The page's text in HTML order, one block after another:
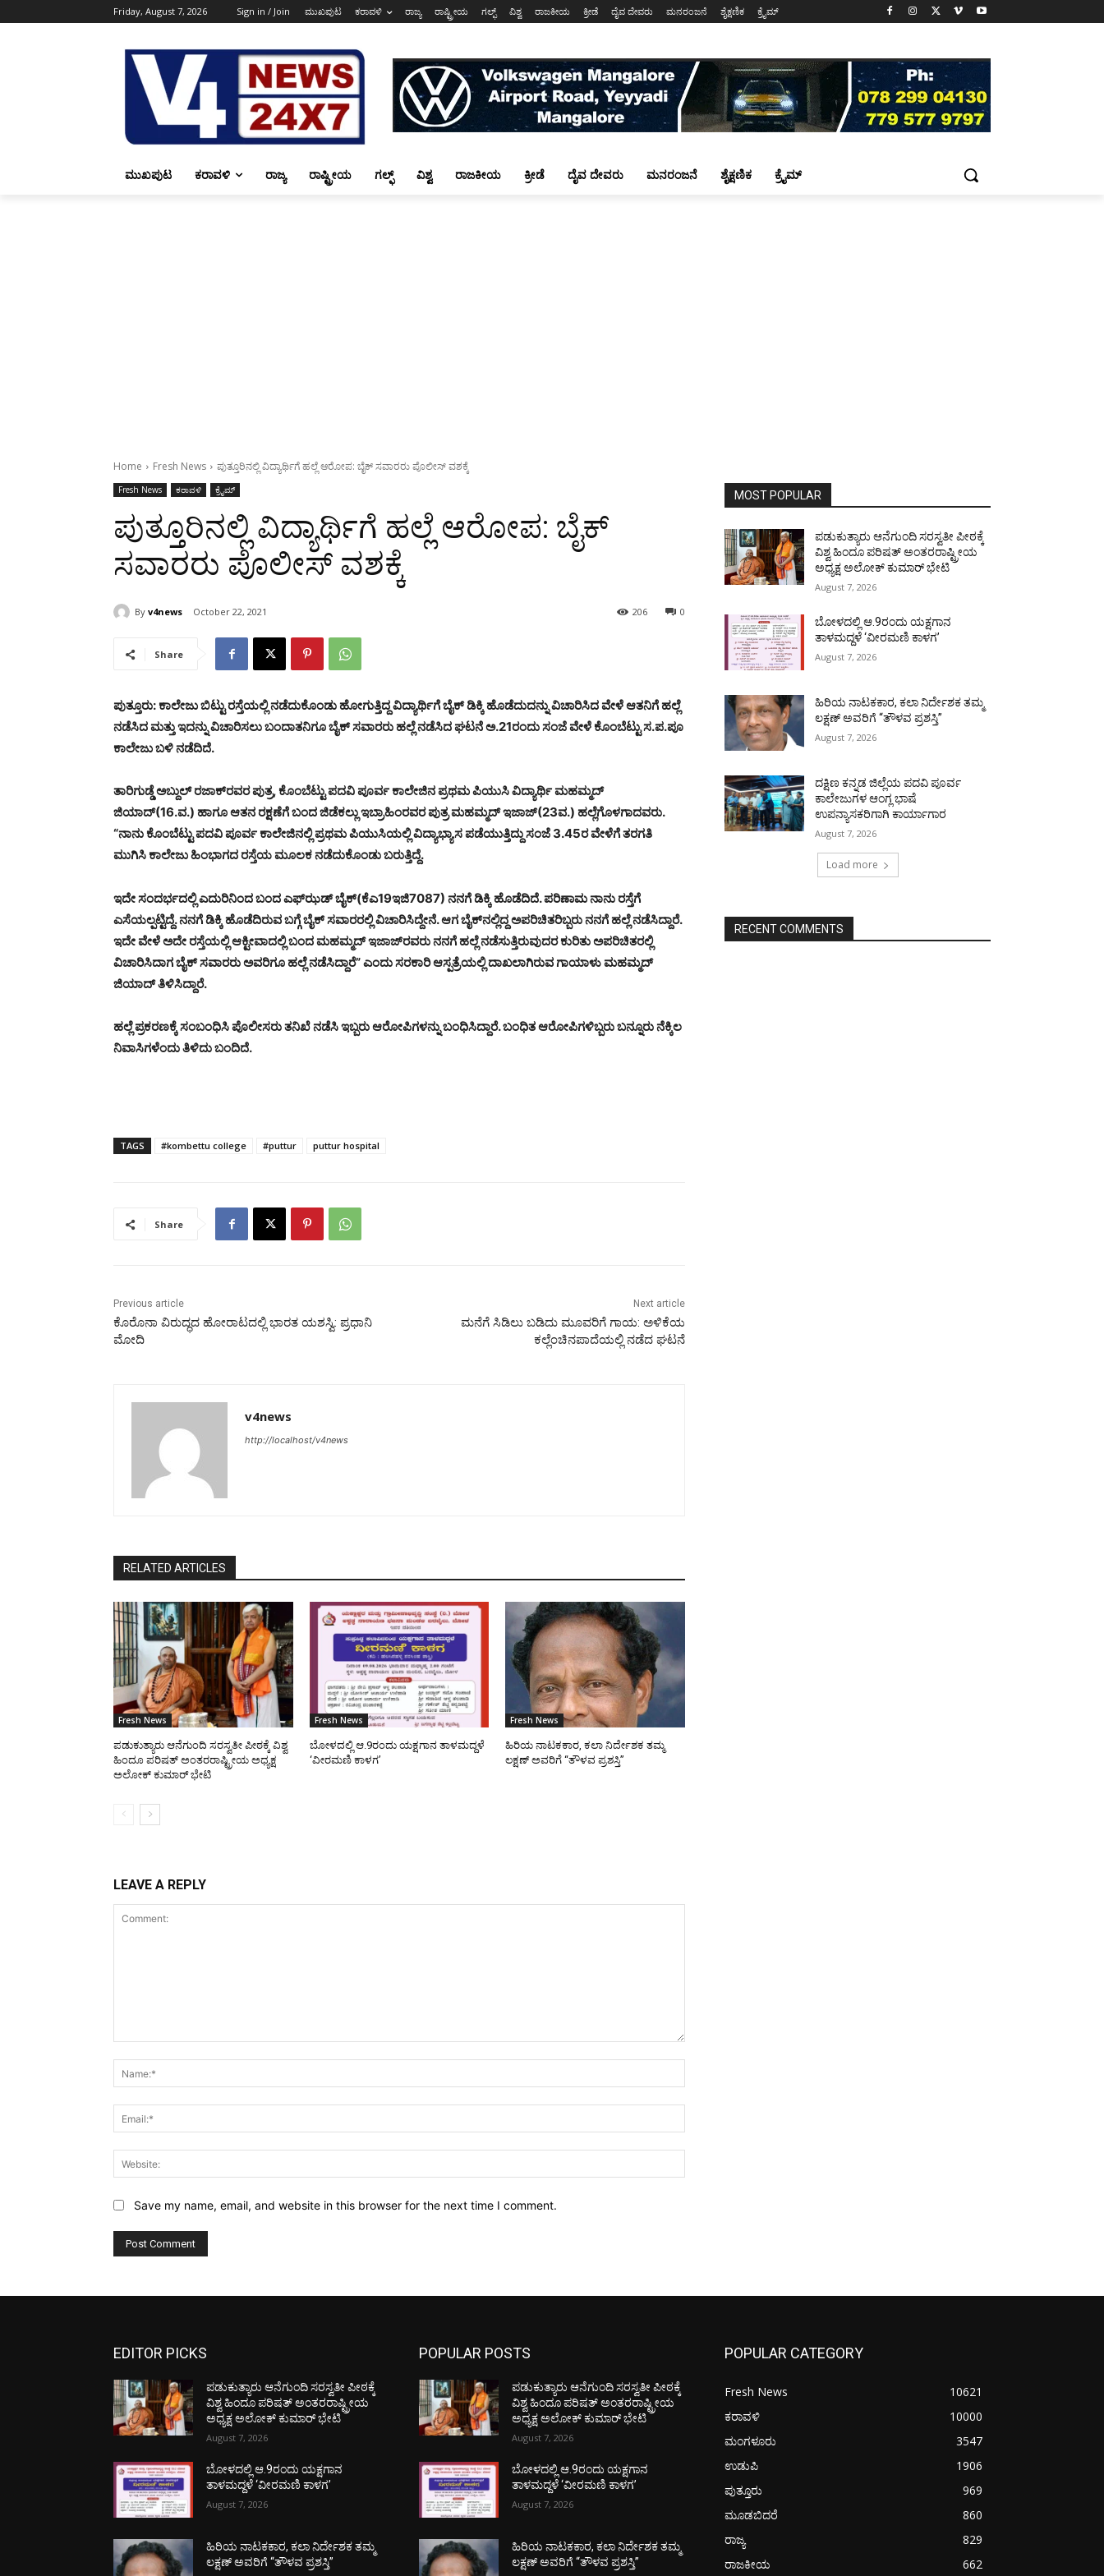
Friday, August 7, 2026 Sign in / Join ಮುಖಪುಟ ಕರಾವಳಿ ರಾಜ್ಯ ರಾಷ್ಟ್ರೀಯ ಗಲ್ಫ್ ವಿಶ್ವ ರಾಜಕೀಯ ಕ್ರೀಡೆ ದೈವ ದೇವರು ಮನರಂಜನೆ ಶೈಕ್ಷಣಿಕ ಕ್ರೈಮ್
ಮುಖಪುಟ ಕರಾವಳಿ ರಾಜ್ಯ ರಾಷ್ಟ್ರೀಯ ಗಲ್ಫ್ ವಿಶ್ವ ರಾಜಕೀಯ ಕ್ರೀಡೆ ದೈವ ದೇವರು ಮನರಂಜನೆ ಶೈಕ್ಷಣಿಕ ಕ್ರೈಮ್
Home Fresh News ಪುತ್ತೂರಿನಲ್ಲಿ ವಿದ್ಯಾರ್ಥಿಗೆ ಹಲ್ಲೆ ಆರೋಪ: ಬೈಕ್ ಸವಾರರು ಪೊಲೀಸ್ ವಶಕ್ಕೆ
Fresh News ಕರಾವಳಿ ಕ್ರೈಮ್
ಪುತ್ತೂರಿನಲ್ಲಿ ವಿದ್ಯಾರ್ಥಿಗೆ ಹಲ್ಲೆ ಆರೋಪ: ಬೈಕ್
ಸವಾರರು ಪೊಲೀಸ್ ವಶಕ್ಕೆ
By v4news October 22, 2021 0
206
Share
ಪುತ್ತೂರು: ಕಾಲೇಜು ಬಿಟ್ಟು ರಸ್ತೆಯಲ್ಲಿ ನಡೆದುಕೊಂಡು ಹೋಗುತ್ತಿದ್ದ ವಿದ್ಯಾರ್ಥಿಗೆ ಬೈಕ್ ಡಿಕ್ಕಿ ಹೊಡೆದುದನ್ನು ವಿಚಾರಿಸಿದ ವೇಳೆ ಆತನಿಗೆ ಹಲ್ಲೆ
ನಡೆಸಿದ ಮತ್ತು ಇದನ್ನು ವಿಚಾರಿಸಲು ಬಂದಾತನಿಗೂ ಬೈಕ್ ಸವಾರರು ಹಲ್ಲೆ ನಡೆಸಿದ ಘಟನೆ ಅ.21ರಂದು ಸಂಜೆ ವೇಳೆ ಕೊಂಬೆಟ್ಟು ಸ.ಪ.ಪೂ
ಕಾಲೇಜು ಬಳಿ ನಡೆದಿದೆ.
ತಾರಿಗುಡ್ಡೆ ಅಬ್ದುಲ್ ರಜಾಕ್‍ರವರ ಪುತ್ರ, ಕೊಂಬೆಟ್ಟು ಪದವಿ ಪೂರ್ವ ಕಾಲೇಜಿನ ಪ್ರಥಮ ಪಿಯುಸಿ ವಿದ್ಯಾರ್ಥಿ ಮಹಮ್ಮದ್
ಜಿಯಾದ್(16.ವ.) ಹಾಗೂ ಆತನ ರಕ್ಷಣೆಗೆ ಬಂದ ಜಿಡೆಕಲ್ಲು ಇಬ್ರಾಹಿಂರವರ ಪುತ್ರ ಮಹಮ್ಮದ್ ಇಜಾಜ್(23ವ.) ಹಲ್ಲೆಗೊಳಗಾದವರು.
“ನಾನು ಕೊಂಬೆಟ್ಟು ಪದವಿ ಪೂರ್ವ ಕಾಲೇಜಿನಲ್ಲಿ ಪ್ರಥಮ ಪಿಯುಸಿಯಲ್ಲಿ ವಿದ್ಯಾಭ್ಯಾಸ ಪಡೆಯುತ್ತಿದ್ದು ಸಂಜೆ 3.45ರ ವೇಳೆಗೆ ತರಗತಿ
ಮುಗಿಸಿ ಕಾಲೇಜು ಹಿಂಭಾಗದ ರಸ್ತೆಯ ಮೂಲಕ ನಡೆದುಕೊಂಡು ಬರುತ್ತಿದ್ದೆ.
ಇದೇ ಸಂದರ್ಭದಲ್ಲಿ ಎದುರಿನಿಂದ ಬಂದ ಎಫ್‍ಝಡ್ ಬೈಕ್(ಕೆಎ19ಇಜಿ7087) ನನಗೆ ಡಿಕ್ಕಿ ಹೊಡೆದಿದೆ. ಪರಿಣಾಮ ನಾನು ರಸ್ತೆಗೆ
ಎಸೆಯಲ್ಪಟ್ಟಿದ್ದೆ. ನನಗೆ ಡಿಕ್ಕಿ ಹೊಡೆದಿರುವ ಬಗ್ಗೆ ಬೈಕ್ ಸವಾರರಲ್ಲಿ ವಿಚಾರಿಸಿದ್ದೇನೆ. ಆಗ ಬೈಕ್‍ನಲ್ಲಿದ್ದ ಅಪರಿಚಿತರಿಬ್ಬರು ನನಗೆ ಹಲ್ಲೆ ನಡೆಸಿದ್ದಾರೆ.
ಇದೇ ವೇಳೆ ಅದೇ ರಸ್ತೆಯಲ್ಲಿ ಆಕ್ಟೀವಾದಲ್ಲಿ ಬಂದ ಮಹಮ್ಮದ್ ಇಜಾಜ್‍ರವರು ನನಗೆ ಹಲ್ಲೆ ನಡೆಸುತ್ತಿರುವುದರ ಕುರಿತು ಅಪರಿಚಿತರಲ್ಲಿ
ವಿಚಾರಿಸಿದಾಗ ಬೈಕ್ ಸವಾರರು ಅವರಿಗೂ ಹಲ್ಲೆ ನಡೆಸಿದ್ದಾರೆ” ಎಂದು ಸರಕಾರಿ ಆಸ್ಪತ್ರೆಯಲ್ಲಿ ದಾಖಲಾಗಿರುವ ಗಾಯಾಳು ಮಹಮ್ಮದ್
ಜಿಯಾದ್ ತಿಳಿಸಿದ್ದಾರೆ.
ಹಲ್ಲೆ ಪ್ರಕರಣಕ್ಕೆ ಸಂಬಂಧಿಸಿ ಪೊಲೀಸರು ತನಿಖೆ ನಡೆಸಿ ಇಬ್ಬರು ಆರೋಪಿಗಳನ್ನು ಬಂಧಿಸಿದ್ದಾರೆ. ಬಂಧಿತ ಆರೋಪಿಗಳಿಬ್ಬರು ಬನ್ನೂರು ನೆಕ್ಕಿಲ
ನಿವಾಸಿಗಳೆಂದು ತಿಳಿದು ಬಂದಿದೆ.
TAGS #kombettu college #puttur puttur hospital
Share
Previous article
ಕೊರೊನಾ ವಿರುದ್ಧದ ಹೋರಾಟದಲ್ಲಿ ಭಾರತ ಯಶಸ್ವಿ: ಪ್ರಧಾನಿ
ಮೋದಿ
Next article
ಮನೆಗೆ ಸಿಡಿಲು ಬಡಿದು ಮೂವರಿಗೆ ಗಾಯ: ಅಳಿಕೆಯ
ಕಲ್ಲೆಂಚಿನಪಾದೆಯಲ್ಲಿ ನಡೆದ ಘಟನೆ
v4news
http://localhost/v4news
RELATED ARTICLES
Fresh News
ಪಡುಕುತ್ಯಾರು ಆನೆಗುಂದಿ ಸರಸ್ವತೀ ಪೀಠಕ್ಕೆ ವಿಶ್ವ
ಹಿಂದೂ ಪರಿಷತ್ ಅಂತರರಾಷ್ಟ್ರೀಯ ಅಧ್ಯಕ್ಷ
ಅಲೋಕ್ ಕುಮಾರ್ ಭೇಟಿ
Fresh News
ಬೋಳದಲ್ಲಿ ಆ.9ರಂದು ಯಕ್ಷಗಾನ ತಾಳಮದ್ದಳೆ
‘ವೀರಮಣಿ ಕಾಳಗ’
Fresh News
ಹಿರಿಯ ನಾಟಕಕಾರ, ಕಲಾ ನಿರ್ದೇಶಕ ತಮ್ಮ
ಲಕ್ಷಣ್ ಅವರಿಗೆ “ತೌಳವ ಪ್ರಶಸ್ತಿ”
LEAVE A REPLY
Save my name, email, and website in this browser for the next time I comment.
MOST POPULAR
ಪಡುಕುತ್ಯಾರು ಆನೆಗುಂದಿ ಸರಸ್ವತೀ ಪೀಠಕ್ಕೆ
ವಿಶ್ವ ಹಿಂದೂ ಪರಿಷತ್ ಅಂತರರಾಷ್ಟ್ರೀಯ
ಅಧ್ಯಕ್ಷ ಅಲೋಕ್ ಕುಮಾರ್ ಭೇಟಿ
August 7, 2026
ಬೋಳದಲ್ಲಿ ಆ.9ರಂದು ಯಕ್ಷಗಾನ
ತಾಳಮದ್ದಳೆ ‘ವೀರಮಣಿ ಕಾಳಗ’
August 7, 2026
ಹಿರಿಯ ನಾಟಕಕಾರ, ಕಲಾ ನಿರ್ದೇಶಕ ತಮ್ಮ
ಲಕ್ಷಣ್ ಅವರಿಗೆ “ತೌಳವ ಪ್ರಶಸ್ತಿ”
August 7, 2026
ದಕ್ಷಿಣ ಕನ್ನಡ ಜಿಲ್ಲೆಯ ಪದವಿ ಪೂರ್ವ
ಕಾಲೇಜುಗಳ ಆಂಗ್ಲ ಭಾಷೆ
ಉಪನ್ಯಾಸಕರಿಗಾಗಿ ಕಾರ್ಯಾಗಾರ
August 7, 2026
Load more
RECENT COMMENTS
EDITOR PICKS
ಪಡುಕುತ್ಯಾರು ಆನೆಗುಂದಿ ಸರಸ್ವತೀ ಪೀಠಕ್ಕೆ
ವಿಶ್ವ ಹಿಂದೂ ಪರಿಷತ್ ಅಂತರರಾಷ್ಟ್ರೀಯ
ಅಧ್ಯಕ್ಷ ಅಲೋಕ್ ಕುಮಾರ್ ಭೇಟಿ
August 7, 2026
ಬೋಳದಲ್ಲಿ ಆ.9ರಂದು ಯಕ್ಷಗಾನ
ತಾಳಮದ್ದಳೆ ‘ವೀರಮಣಿ ಕಾಳಗ’
August 7, 2026
ಹಿರಿಯ ನಾಟಕಕಾರ, ಕಲಾ ನಿರ್ದೇಶಕ ತಮ್ಮ
ಲಕ್ಷಣ್ ಅವರಿಗೆ “ತೌಳವ ಪ್ರಶಸ್ತಿ”
POPULAR POSTS
ಪಡುಕುತ್ಯಾರು ಆನೆಗುಂದಿ ಸರಸ್ವತೀ ಪೀಠಕ್ಕೆ
ವಿಶ್ವ ಹಿಂದೂ ಪರಿಷತ್ ಅಂತರರಾಷ್ಟ್ರೀಯ
ಅಧ್ಯಕ್ಷ ಅಲೋಕ್ ಕುಮಾರ್ ಭೇಟಿ
August 7, 2026
ಬೋಳದಲ್ಲಿ ಆ.9ರಂದು ಯಕ್ಷಗಾನ
ತಾಳಮದ್ದಳೆ ‘ವೀರಮಣಿ ಕಾಳಗ’
August 7, 2026
ಹಿರಿಯ ನಾಟಕಕಾರ, ಕಲಾ ನಿರ್ದೇಶಕ ತಮ್ಮ
ಲಕ್ಷಣ್ ಅವರಿಗೆ “ತೌಳವ ಪ್ರಶಸ್ತಿ”
POPULAR CATEGORY
Fresh News
10621
ಕರಾವಳಿ
10000
ಮಂಗಳೂರು
3547
ಉಡುಪಿ
1906
ಪುತ್ತೂರು
969
ಮೂಡಬಿದರೆ
860
ರಾಜ್ಯ
829
ರಾಜಕೀಯ
662